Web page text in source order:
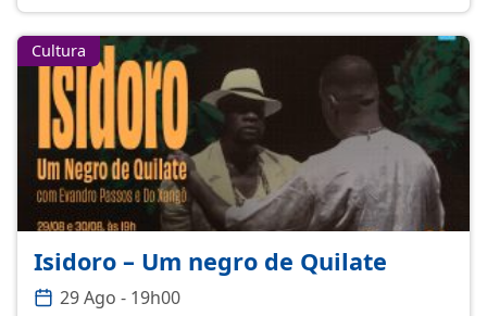
Cultura
Isidoro – Um negro de Quilate
29 Ago - 19h00